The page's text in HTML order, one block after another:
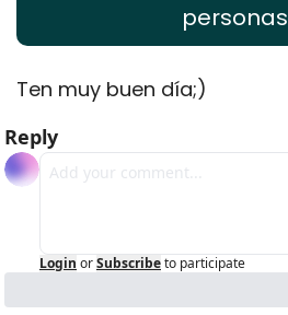
personas
Ten muy buen día;)
Reply
Login orSubscribeto participate